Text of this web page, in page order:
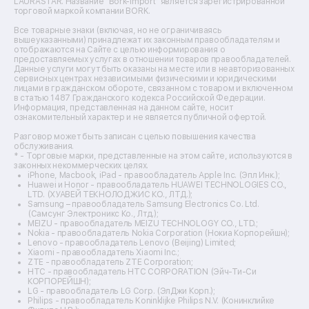
Ремонт вытяжек
Ремонт источников бесперебойного питания
Ремонт пароварок
Ремонт микшерных пультов
Ремонт dj-пультов
Ремонт кухонных плит
Ремонт стедикамов
Ремонт оптических прицелов
Ремонт электровелосипедов
Ремонт видеокамер
Ремонт эхолотов
Ремонт 3d-принтеров
Ремонт прицелов ночного видения
Ремонт винных шкафов
Ремонт выпрямителей
Ремонт сушилок для рук
Ремонт дальномеров
Ремонт снегоуборщиков
торговой маркой компании BORK.
Все товарные знаки (включая, но не ограничиваясь
вышеуказанными) принадлежат их законным правообладателям и
отображаются на Сайте с целью информирования о
предоставляемых услугах в отношении товаров правообладателей.
Данные услуги могут быть оказаны на месте или в неавторизованных
сервисных центрах независимыми физическими и юридическими
лицами в гражданском обороте, связанном с товаром и включенном
в статью 1487 Гражданского кодекса Российской Федерации.
Информация, представленная на данном сайте, носит
ознакомительный характер и не является публичной офертой.
Разговор может быть записан с целью повышения качества
обслуживания.
* - Торговые марки, представленные на этом сайте, используются в
законных некоммерческих целях.
iPhone, Macbook, iPad - правообладатель Apple Inc. (Эпл Инк.);
Huawei и Honor - правообладатель HUAWEI TECHNOLOGIES CO.,
LTD. (ХУАВЕЙ ТЕКНОЛОДЖИС КО., ЛТД.);
Samsung – правообладатель Samsung Electronics Co. Ltd.
(Самсунг Электроникс Ко., Лтд.);
MEIZU - правообладатель MEIZU TECHNOLOGY CO., LTD.;
Nokia - правообладатель Nokia Corporation (Нокиа Корпорейшн);
Lenovo - правообладатель Lenovo (Beijing) Limited;
Xiaomi - правообладатель Xiaomi Inc.;
ZTE - правообладатель ZTE Corporation;
HTC - правообладатель HTC CORPORATION (Эйч-Ти-Си
КОРПОРЕЙШН);
LG - правообладатель LG Corp. (ЭлДжи Корп.);
Philips - правообладатель Koninklijke Philips N.V. (Конинклийке